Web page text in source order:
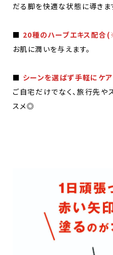
だる脚を快適な状態に導き
■ 20種のハーブエキス配合
お肌に潤いを与えます。
■ シーンを選ばず手軽にケア
ご自宅だけでなく、旅行先
スメ◎